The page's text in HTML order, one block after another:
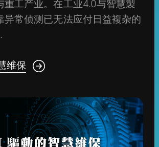
重工产业。在工业4.0与智慧製
异常侦测已无法应付日益複杂的
维保